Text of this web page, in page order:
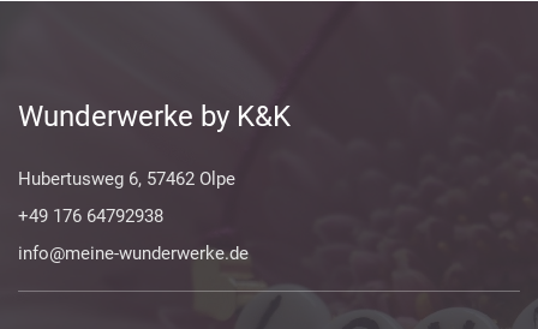
Wunderwerke by K&K
Hubertusweg 6, 57462 Olpe
+49 176 64792938
info@meine-wunderwerke.de